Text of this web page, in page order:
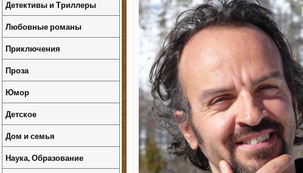
Детективы и Триллеры
Любовные романы
Приключения
Проза
Юмор
Детское
Дом и семья
Наука, Образование